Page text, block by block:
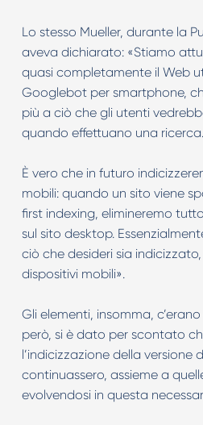
Lo stesso Mueller, durante la
aveva dichiarato: «Stiamo
quasi completamente il Web
Googlebot per smartphone,
più a ciò che gli utenti
quando effettuano una ricerca.
È vero che in futuro
mobili: quando un sito viene
first indexing, elimineremo
sul sito desktop.
ciò che desideri sia
dispositivi mobili».
Gli elementi, insomma,
però, si è dato per scontato
l’indicizzazione della versione
continuassero, assieme a
evolvendosi in questa